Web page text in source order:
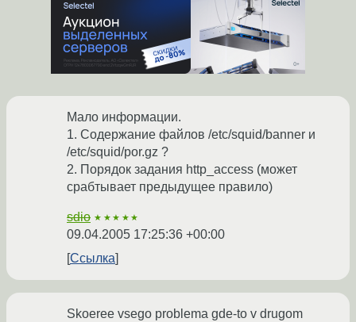
Мало информации.
1. Содержание файлов /etc/squid/banner и
/etc/squid/por.gz ?
2. Порядок задания http_access (может
срабтывает предыдущее правило)
sdio ★★★★★
09.04.2005 17:25:36 +00:00
Ссылка
Skoeree vsego problema gde-to v drugom